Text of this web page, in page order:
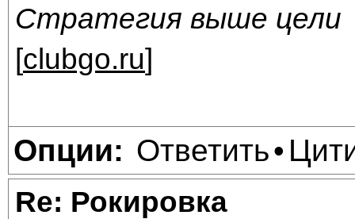
Стратегия выше цели
[clubgo.ru]
Опции: Ответить•
Re: Рокировка